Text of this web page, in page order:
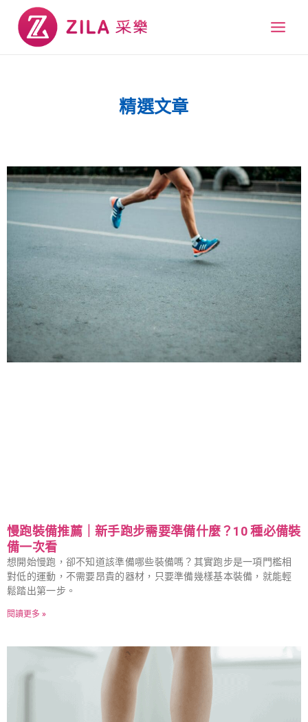
精選文章
慢跑裝備推薦｜新手跑步需要準備什麼？10 種必備裝
備一次看
想開始慢跑，卻不知道該準備哪些裝備嗎？其實跑步是一項門檻相
對低的運動，不需要昂貴的器材，只要準備幾樣基本裝備，就能輕
鬆踏出第一步。
閱讀更多 »
頁
面
頁
面
頁
面
頁
面
頁
面
頁
面
頁
面
頁
面